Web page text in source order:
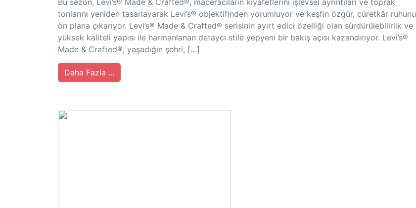
tonlarını yeniden tasarlayarak Levi’s® objektifinden yorumluyor ve keşfin özgür, cüretkâr ruhunu
ön plana çıkarıyor. Levi’s® Made & Crafted® serisinin ayırt edici özelliği olan sürdürülebilirlik ve
yüksek kaliteli yapısı ile harmanlanan detaycı stile yepyeni bir bakış açısı kazandırıyor. Levi’s®
Made & Crafted®, yaşadığın şehri, […]
Daha Fazla ...